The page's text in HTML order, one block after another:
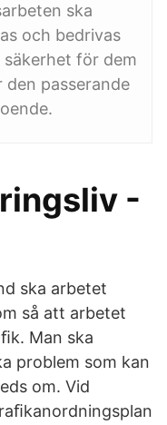
ska
och bedrivas
för dem
passerande
-
ska arbetet
så att arbetet
Man ska
problem som kan
om. Vid